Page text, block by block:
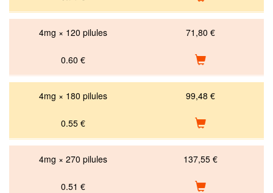
4mg × 120 pilules 71,80 €
0.60 €
4mg × 180 pilules 99,48 €
0.55 €
4mg × 270 pilules 137,55 €
0.51 €